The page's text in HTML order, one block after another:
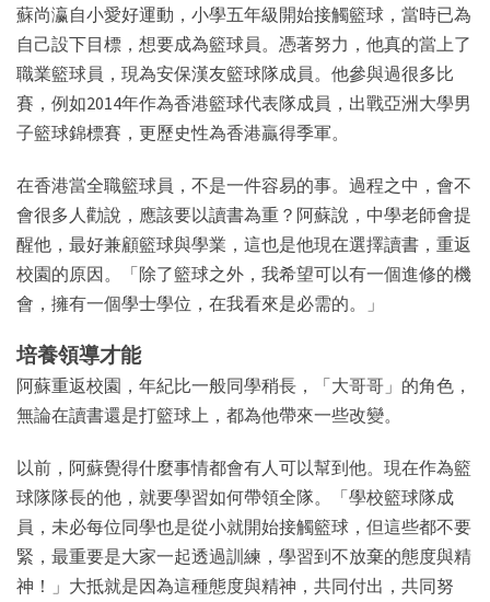
蘇尚瀛自小愛好運動，小學五年級開始接觸籃球，當時已為
自己設下目標，想要成為籃球員。憑著努力，他真的當上了
職業籃球員，現為安保漢友籃球隊成員。他參與過很多比
賽，例如2014年作為香港籃球代表隊成員，出戰亞洲大學男
子籃球錦標賽，更歷史性為香港贏得季軍。
在香港當全職籃球員，不是一件容易的事。過程之中，會不
會很多人勸說，應該要以讀書為重？阿蘇說，中學老師會提
醒他，最好兼顧籃球與學業，這也是他現在選擇讀書，重返
校園的原因。「除了籃球之外，我希望可以有一個進修的機
會，擁有一個學士學位，在我看來是必需的。」
培養領導才能
阿蘇重返校園，年紀比一般同學稍長，「大哥哥」的角色，
無論在讀書還是打籃球上，都為他帶來一些改變。
以前，阿蘇覺得什麼事情都會有人可以幫到他。現在作為籃
球隊隊長的他，就要學習如何帶領全隊。「學校籃球隊成
員，未必每位同學也是從小就開始接觸籃球，但這些都不要
緊，最重要是大家一起透過訓練，學習到不放棄的態度與精
神！」大抵就是因為這種態度與精神，共同付出，共同努